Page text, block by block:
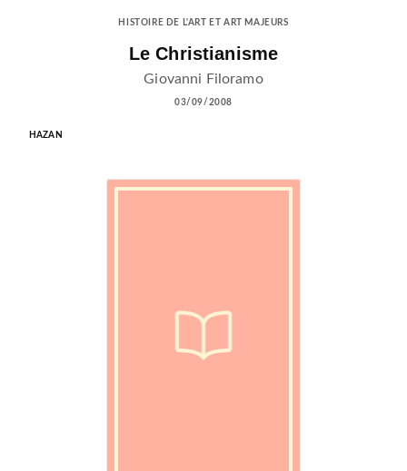
HISTOIRE DE L'ART ET ART MAJEURS
Le Christianisme
Giovanni Filoramo
03/09/2008
HAZAN